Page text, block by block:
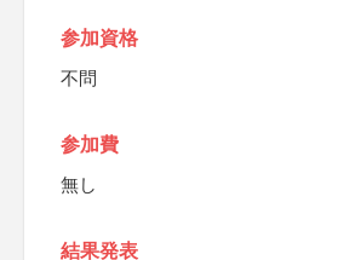
参加資格
不問
参加費
無し
結果発表